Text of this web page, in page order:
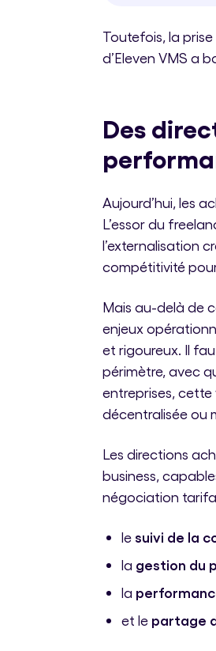
Toutefois, la
d’Eleven VMS a
Des
Aujourd’hui, les
L’essor du
l’externalisation
compétitivité
Mais au-delà de
enjeux
et rigoureux. Il
périmètre, avec
entreprises,
décentralisée ou
Les directions
business,
négociation
le suivi de la
la gestion du
la
et le partage